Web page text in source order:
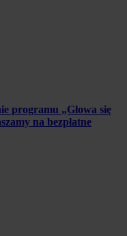
programu „Głowa się
na bezpłatne